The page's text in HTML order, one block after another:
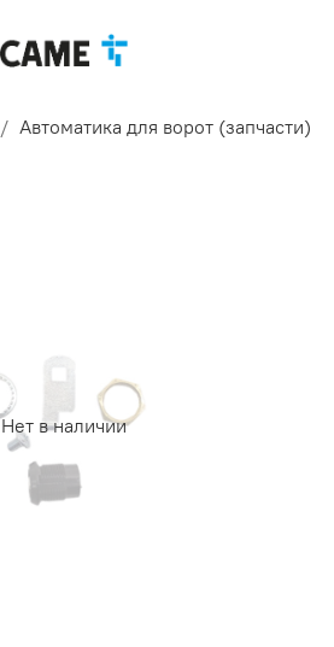
Автоматика для ворот (запчасти)
Нет в наличии